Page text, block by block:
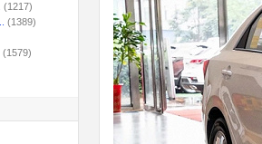
(1217)
(1389)
(1579)